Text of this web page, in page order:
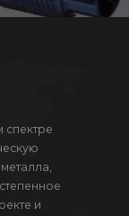
спектре
и